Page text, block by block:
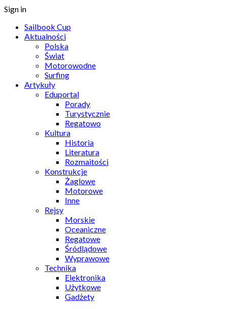
Sign in
Sailbook Cup
Aktualności
Polska
Świat
Motorowodne
Surfing
Artykuły
Eduportal
Porady
Turystycznie
Regatowo
Kultura
Historia
Literatura
Rozmaitości
Konstrukcje
Żaglowe
Motorowe
Inne
Rejsy
Morskie
Oceaniczne
Regatowe
Śródlądowe
Wyprawowe
Technika
Elektronika
Użytkowe
Gadżety